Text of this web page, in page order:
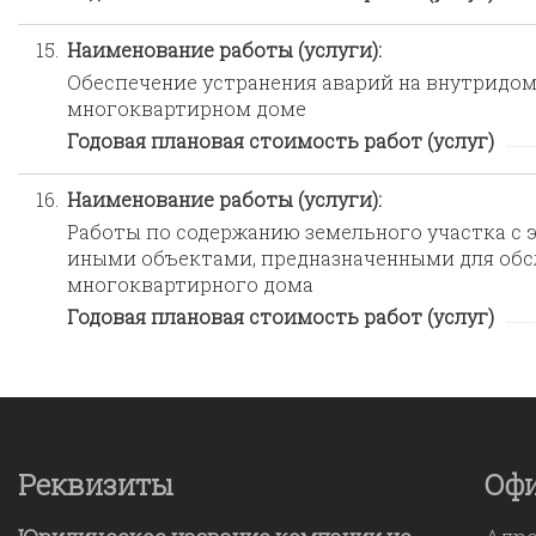
15. Наименование работы (услуги):
Обеспечение устранения аварий на
многоквартирном доме
Годовая плановая стоимость работ (услуг)
16. Наименование работы (услуги):
Работы по содержанию земельного участка с
иными объектами, предназначенными для
многоквартирного дома
Годовая плановая стоимость работ (услуг)
Реквизиты